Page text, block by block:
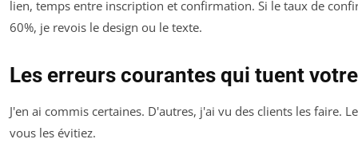
lien, temps entre inscription et confirmation. Si le taux de
60%, je revois le design ou le texte.
Les erreurs courantes qui tuent
J'en ai commis certaines. D'autres, j'ai vu des clients les faire.
vous les évitiez.